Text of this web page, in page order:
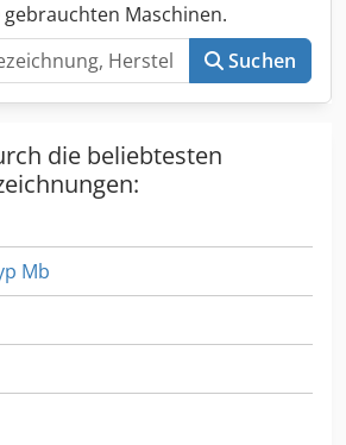
gebrauchten Maschinen.
Suchen
die beliebtesten
Mb